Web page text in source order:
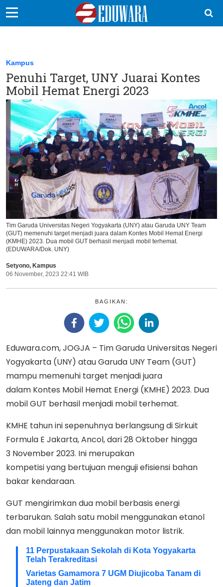
Sekolah Kita
Vokasi
Kampus
Idea
Sains
EduDana
Ikuti Kami di:
Kampus
Penuhi Target, UNY Juarai Kontes
Mobil Hemat Energi 2023
Tim Garuda Universitas Negeri Yogyakarta (UNY) atau Garuda UNY Team
(GUT) memenuhi target menjadi juara dalam Kontes Mobil Hemat Energi
(KMHE) 2023. Dua mobil GUT berhasil menjadi mobil terhemat.
(EDUWARA/Dok. UNY)
Setyono, Kampus
06 November, 2023 22:41 WIB
BAGIKAN:
Eduwara.com, JOGJA – Tim Garuda Universitas Negeri
Yogyakarta (UNY) atau Garuda UNY Team (GUT)
mampu memenuhi target menjadi juara
dalam Kontes Mobil Hemat Energi (KMHE) 2023. Dua
mobil GUT berhasil menjadi mobil terhemat.
KMHE tahun ini sepenuhnya berlangsung di Sirkuit
Formula E Jakarta, Ancol, dari 28 Oktober hingga
3 November 2023. Ini merupakan
kompetisi yang bertujuan menguji efisiensi bahan
bakar kendaraan.
GUT mengirimkan dua mobil berbasis energi
terbarukan. Salah satu mobil menggunakan etanol
dan mobil lainnya menggunakan motor listrik.
11 Perpustakaan Sekolah di Kota Yogyakarta
Telah Terakreditasi
Varietas Gamamora 7 UGM Diujicoba Tanam di
Jateng dan Jatim